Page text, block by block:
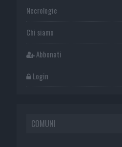
Necrologie
Chi siamo
Abbonati
Login
COMUNI